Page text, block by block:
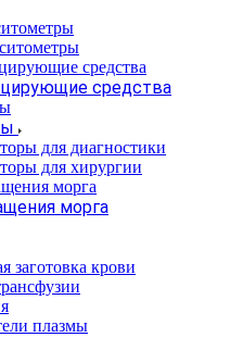
средства
для диагностики
для хирургии
морга
заготовка крови
плазмы